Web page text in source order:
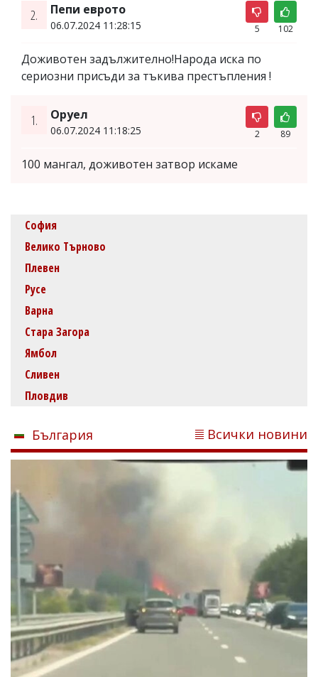
2. Пепи еврото
06.07.2024 11:28:15 5 102
Доживотен задължително!Народа иска по
сериозни присъди за тъкива престъпления !
1. Оруел
06.07.2024 11:18:25 2 89
100 мангал, доживотен затвор искаме
София
Велико Търново
Плевен
Русе
Варна
Стара Загора
Ямбол
Сливен
Пловдив
България Всички новини